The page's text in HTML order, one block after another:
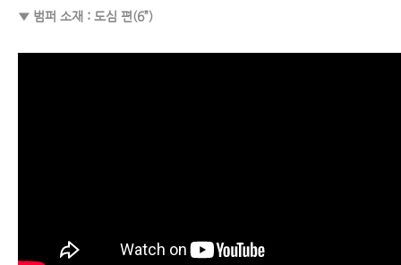
▼ 범퍼 소재 : 도심 편(6”)